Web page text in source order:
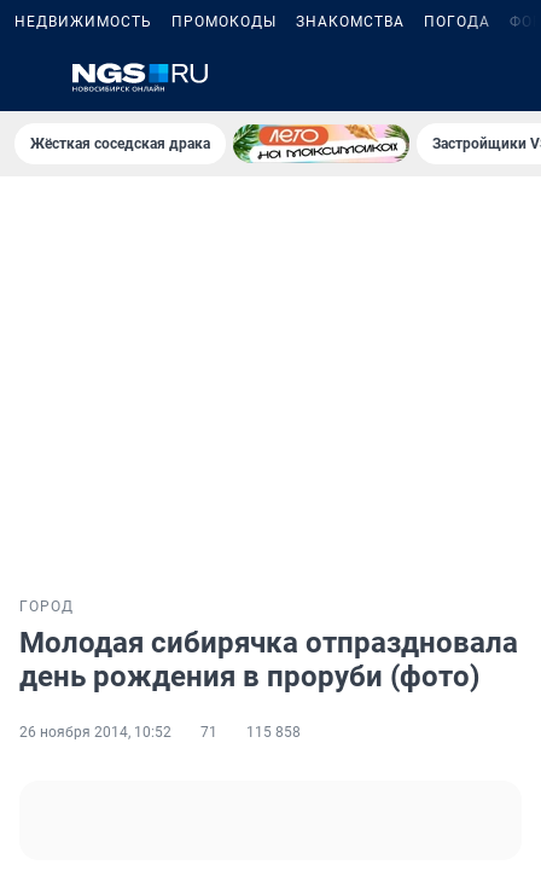
НЕДВИЖИМОСТЬ ПРОМОКОДЫ ЗНАКОМСТВА ПОГОДА
Жёсткая соседская драка Застройщики
ГОРОД
Молодая сибирячка отпраздновала
день рождения в проруби (фото)
26 ноября 2014, 10:52 71 115 858